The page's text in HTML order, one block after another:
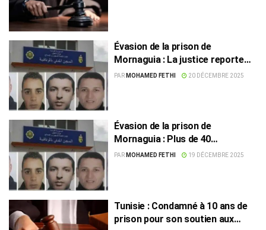
Évasion de la prison de
Mornaguia : La justice reporte
l’examen de l’affaire
PAR MOHAMED FETHI 20 DÉCEMBRE 2025
Évasion de la prison de
Mornaguia : Plus de 40
personnes poursuivies, dont le
PAR MOHAMED FETHI 19 DÉCEMBRE 2025
Tunisie : Condamné à 10 ans de
prison pour son soutien aux